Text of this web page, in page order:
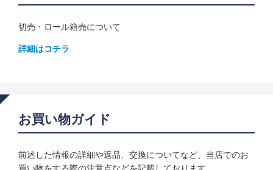
切売・ロール箱売について
詳細はコチラ
お買い物ガイド
前述した情報の詳細や返品、交換についてなど、当店でのお